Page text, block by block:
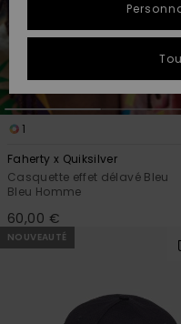
tailles
pour
à votre
des
réponses
1
Faherty x Quiksilver
Casquette effet délavé Bleu
Bleu Homme
60,00 €
NOUVEAUTÉ